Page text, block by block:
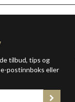
tilbud, tips og
postinnboks eller